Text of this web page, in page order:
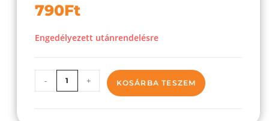
790Ft
Engedélyezett utánrendelésre
- + KOSÁRBA TESZEM